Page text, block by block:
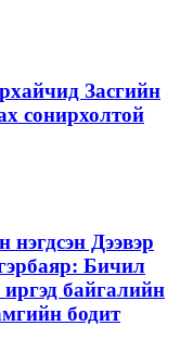
Засгийн
сонирхолтой
Дээвэр
Бичил
байгалийн
бодит